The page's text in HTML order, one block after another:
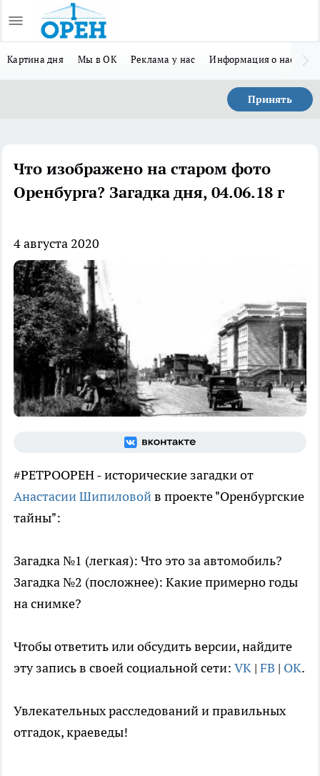
Картина дня Мы в ОК Реклама у нас Информация о нас
Принять
Что изображено на старом фото
Оренбурга? Загадка дня, 04.06.18 г
4 августа 2020
#РЕТРООРЕН - исторические загадки от
Анастасии Шипиловойв проекте "Оренбургские
тайны":
Загадка №1 (легкая): Что это за автомобиль?
Загадка №2 (посложнее): Какие примерно годы
на снимке?
Чтобы ответить или обсудить версии, найдите
эту запись в своей социальной сети: VK | FB | OK.
Увлекательных расследований и правильных
отгадок, краеведы!